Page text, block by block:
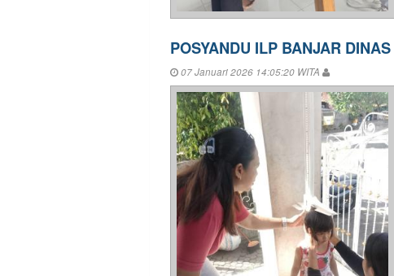
POSYANDU ILP BANJAR
07 Januari 2026 14:05:20 WITA